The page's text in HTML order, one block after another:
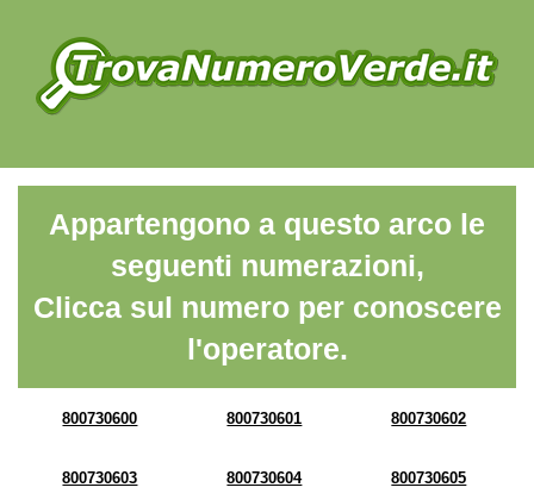
Appartengono a questo arco le
seguenti numerazioni,
Clicca sul numero per conoscere
l'operatore.
800730600 800730601 800730602
800730603 800730604 800730605